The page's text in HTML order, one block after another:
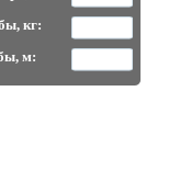
кг:
м: